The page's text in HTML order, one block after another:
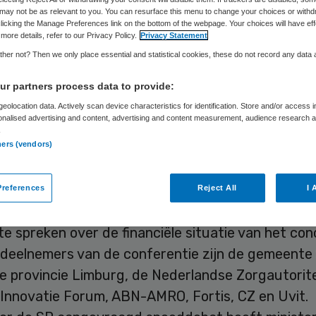
Philip van de Poel 17 juni 2009,15:07 34 keer gelezen
voor de Volksgezondheid en Zorg (RVZ) spreekt
voor het noodlijdende Orbis Medisch
in Sittard. Volgens de RVZ is de continuïteit van
faillissement niet in gevaar.
spreken over de financiële situatie van het
van de conferentie zijn de
provincie Limburg, de Nederlandse
Forum, ABN-AMRO, Fortis, CZ en Uvit.
not be as relevant to you. You can resurface this menu to change your choices or
the Manage Preferences link on the bottom of the webpage. Your choices will have
details, refer to our Privacy Policy. Privacy Statement
not? Then we only place essential and statistical cookies, these do not record any data
partners process data to provide:
data. Actively scan device characteristics for identification. Store and/or access
advertising and content, advertising and content measurement, audience research
(vendors)
Reject All I